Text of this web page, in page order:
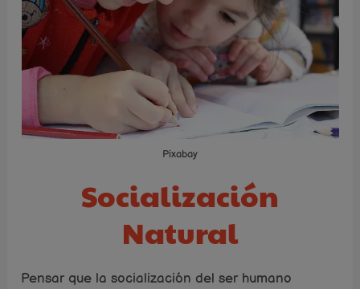
Pixabay
Socialización
Natural
Pensar que la socialización del ser humano